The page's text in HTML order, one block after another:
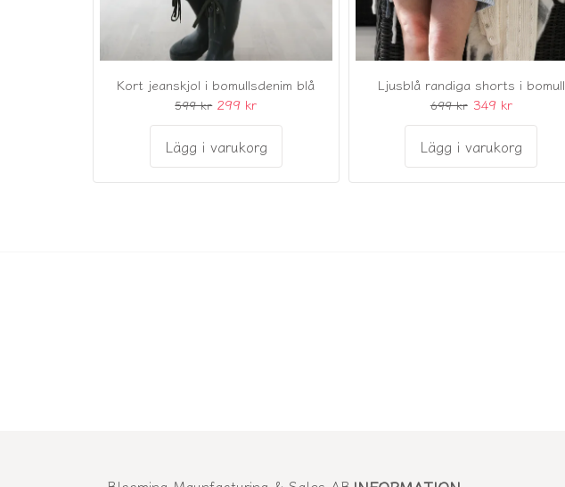
Kort jeanskjol i bomullsdenim blå
599 kr 299 kr
Lägg i varukorg
Ljusblå randiga shorts i bomull
699 kr 349 kr
Lägg i varukorg